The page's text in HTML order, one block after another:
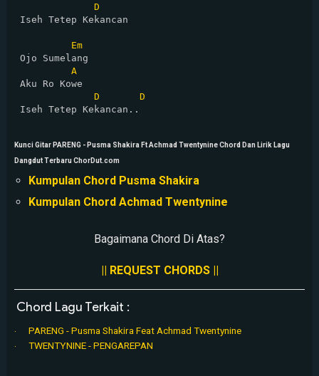
D
Iseh Tetep Kekancan
Em
Ojo Sumelang
A
Aku Ro Kowe
D
D
Iseh Tetep Kekancan..
Kunci Gitar PARENG - Pusma Shakira Ft Achmad Twentynine Chord Dan Lirik Lagu
Dangdut Terbaru ChorDut.com
Kumpulan Chord Pusma Shakira
Kumpulan Chord Achmad Twentynine
Bagaimana Chord Di Atas?
|| REQUEST CHORDS ||
Chord Lagu Terkait :
PARENG - Pusma Shakira Feat Achmad Twentynine
TWENTYNINE - PENGAREPAN